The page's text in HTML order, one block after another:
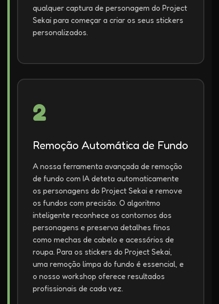
qualquer captura de personagem do Project
Sekai para começar a criar os seus stickers
personalizados.
2
Remoção Automática de Fundo
A nossa ferramenta avançada de remoção
de fundo com IA deteta automaticamente
os personagens do Project Sekai e remove
os fundos com precisão. O algoritmo
inteligente reconhece os contornos dos
personagens e preserva detalhes finos
como mechas de cabelo e acessórios de
roupa. Para os stickers do Project Sekai,
uma remoção limpa do fundo é essencial, e
o nosso workshop oferece resultados
profissionais de cada vez.